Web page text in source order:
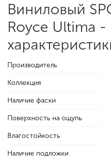
Виниловый
Royce Ultima -
Производитель
Коллекция
Наличие фаски
Поверхность на ощупь
Влагостойкость
Наличие подложки